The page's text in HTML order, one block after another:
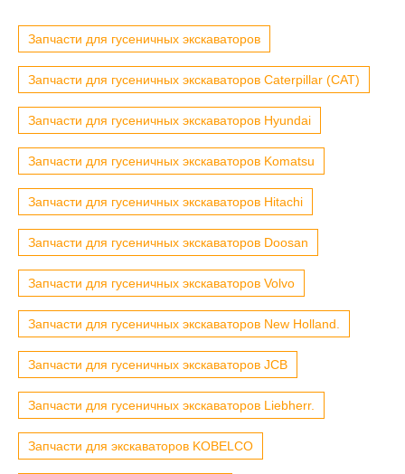
Запчасти для гусеничных экскаваторов
Запчасти для гусеничных экскаваторов Caterpillar (CAT)
Запчасти для гусеничных экскаваторов Hyundai
Запчасти для гусеничных экскаваторов Komatsu
Запчасти для гусеничных экскаваторов Hitachi
Запчасти для гусеничных экскаваторов Doosan
Запчасти для гусеничных экскаваторов Volvo
Запчасти для гусеничных экскаваторов New Holland.
Запчасти для гусеничных экскаваторов JCB
Запчасти для гусеничных экскаваторов Liebherr.
Запчасти для экскаваторов KOBELCO